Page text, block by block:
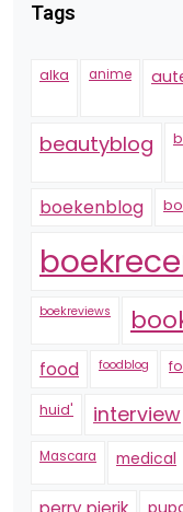
Tags
alka anime
beautyblog
boekenblog
boekreviews
food foodblog
huid' interview
Mascara medical